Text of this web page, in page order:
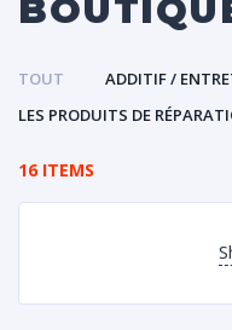
TOUT
ADDITIF /
LES PRODUITS DE
16 ITEMS